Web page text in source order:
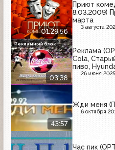
01:29:56
Приют
8.03.2009)
марта
3 августа
03:38
Реклама
Cola,
пиво,
MasterCard
26 июня
Рекламный блок
43:57
Жди меня
6 октября
Час пик